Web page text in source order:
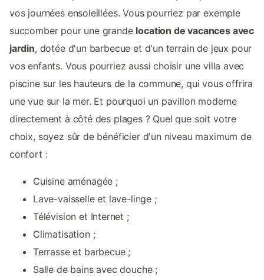
vos journées ensoleillées. Vous pourriez par exemple
succomber pour une grande location de vacances avec
jardin, dotée d'un barbecue et d'un terrain de jeux pour
vos enfants. Vous pourriez aussi choisir une villa avec
piscine sur les hauteurs de la commune, qui vous offrira
une vue sur la mer. Et pourquoi un pavillon moderne
directement à côté des plages ? Quel que soit votre
choix, soyez sûr de bénéficier d'un niveau maximum de
confort :
Cuisine aménagée ;
Lave-vaisselle et lave-linge ;
Télévision et Internet ;
Climatisation ;
Terrasse et barbecue ;
Salle de bains avec douche ;